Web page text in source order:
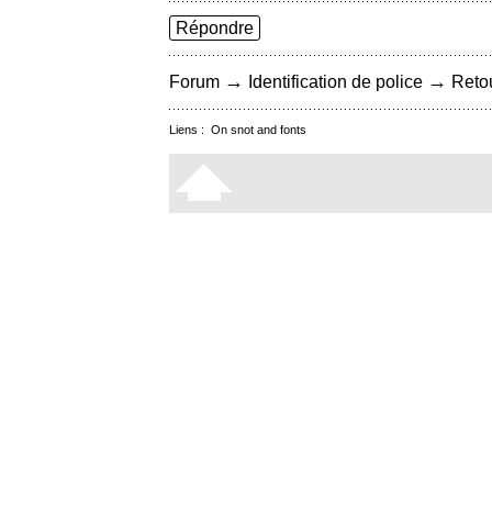
Répondre
Forum → Identification de police →
Liens : On snot and fonts